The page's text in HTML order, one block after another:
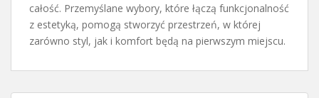
całość. Przemyślane wybory, które łączą funkcjonalność
z estetyką, pomogą stworzyć przestrzeń, w której
zarówno styl, jak i komfort będą na pierwszym miejscu.